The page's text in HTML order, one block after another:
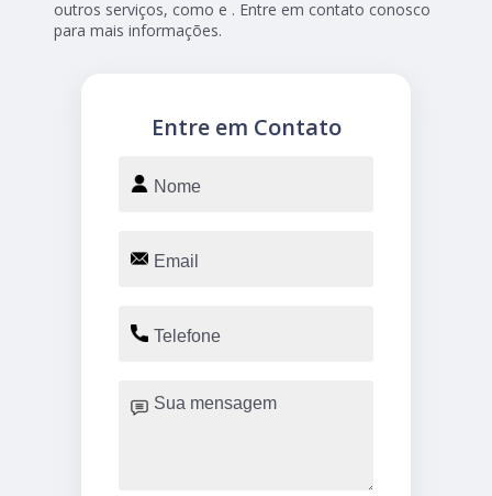
outros serviços, como e . Entre em contato conosco
para mais informações.
Entre em Contato